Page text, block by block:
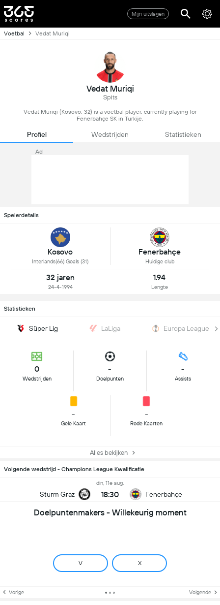
Mijn uitslagen
Voetbal Vedat Muriqi
Vedat Muriqi
Spits
Vedat Muriqi (Kosovo, 32) is a voetbal player, currently playing for
Fenerbahçe SK in Turkije.
Profiel Wedstrijden Statistieken
Ad
Spelerdetails
Kosovo
Interlands(66) Goals (31)
Fenerbahçe
Huidige club
32 jaren
24-4-1994
1.94
Lengte
Statistieken
Süper Lig LaLiga Europa League
0
Wedstrijden
-
Doelpunten
-
Assists
-
Gele Kaart
-
Rode Kaarten
Alles bekijken
Volgende wedstrijd - Champions League Kwalificatie
Sturm Graz
din, 11e aug.
18:30 Fenerbahçe
Doelpuntenmakers - Willekeurig moment
V X
Vorige Volgende